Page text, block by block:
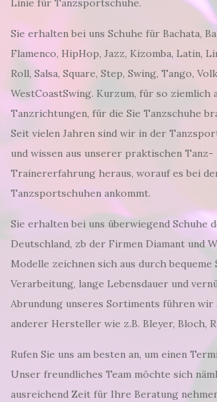
Linie für Tanzsportschuhe.
Sie erhalten bei uns Schuhe für Bachata,
Flamenco, HipHop, Jazz, Kizomba, Latin,
Roll, Salsa, Square, Step, Swing, Tango,
WestCoastSwing. Kurzum, für so ziemlich
Tanzrichtungen, für die Sie Tanzschuhe
Seit vielen Jahren sind wir in der
und wissen aus unserer praktischen Tanz-
Trainererfahrung heraus, worauf es bei
Tanzsportschuhen ankommt.
Sie erhalten bei uns überwiegend Schuhe
Deutschland, zb der Firmen Diamant und
Modelle zeichnen sich aus durch bequeme
Verarbeitung, lange Lebensdauer und
Abrundung unseres Sortiments führen wir
anderer Hersteller wie z.B. Bleyer, Bloch,
Rufen Sie uns am besten an, um einen
Unser freundliches Team möchte sich
ausreichend Zeit für Ihre Beratung